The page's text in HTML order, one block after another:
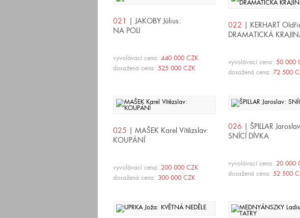
021 | JAKOBY Július:
NA POLI
vyvolávací cena: 440 000 CZK
dosažená cena: 525 000 CZK
022 | KERHART
DRAMATICKÁ
vyvolávací cena: 50 000
dosažená cena: 72 500
025 | MAŠEK Karel Vítězslav:
KOUPÁNÍ
vyvolávací cena: 200 000 CZK
dosažená cena: 300 000 CZK
026 | ŠPILLAR
SNÍCÍ DÍVKA
vyvolávací cena: 20 000
dosažená cena: 52 500